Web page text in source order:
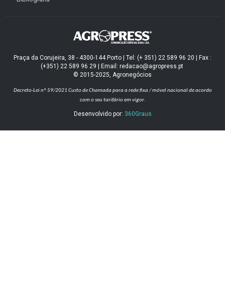
Praça da Corujeira, 38 - 4300-144 Porto | Tel: (+ 351) 22 589 96 20 | Fax :
(+351) 22 589 96 29 | Email: redacao@agropress.pt
© 2015-2025, Agronegócios
Decreto-Lei nº 59/2021 Custo de Chamada para a rede fixa / móvel nacional de acordo
com o seu tarifário em vigor.
Desenvolvido por: 360Graus